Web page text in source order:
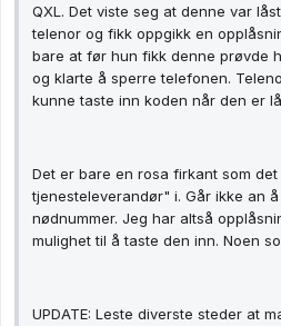
QXL. Det viste seg at denne var
telenor og fikk oppgikk en
bare at før hun fikk denne prøvde
og klarte å sperre telefonen.
kunne taste inn koden når den er
Det er bare en rosa firkant som
tjenesteleverandør" i. Går ikke an
nødnummer. Jeg har altså
mulighet til å taste den inn. Noen
UPDATE: Leste diverste steder at